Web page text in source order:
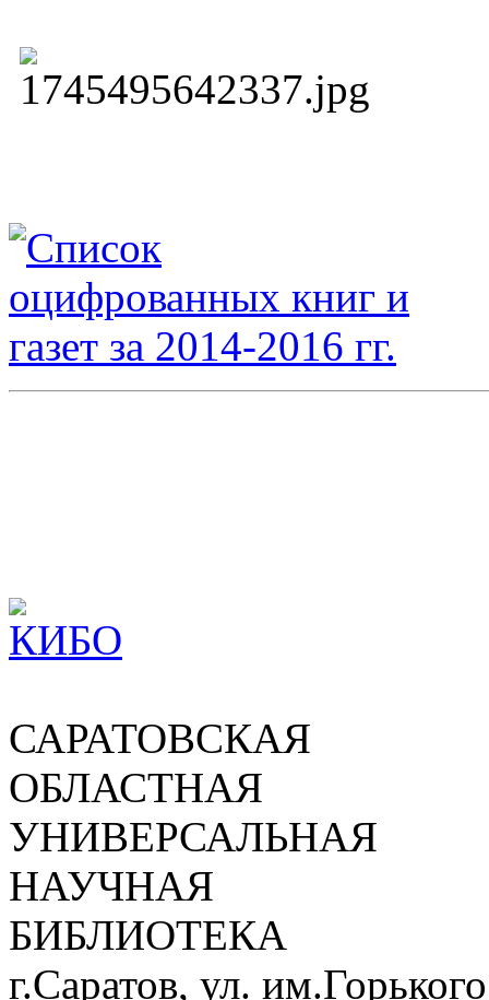
САРАТОВСКАЯ
ОБЛАСТНАЯ
УНИВЕРСАЛЬНАЯ
НАУЧНАЯ
БИБЛИОТЕКА
г.Саратов, ул.